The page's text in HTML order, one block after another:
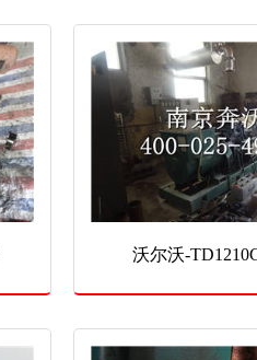
沃尔沃-